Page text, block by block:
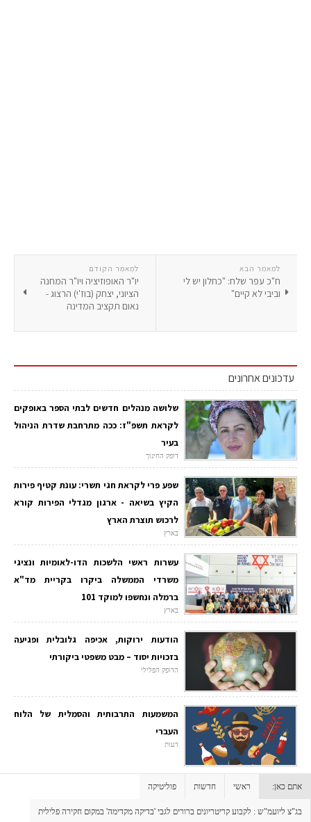
למאמר הקודם
יו"ר האופוזיציה ויו"ר המחנה
הציוני, יצחק (בוז'י) הרצוג -
נאום תקציב המדינה
למאמר הבא
ח"כ עפר שלח: "כחלון יש לי
וביבי לא קיים"
עדכונים אחרונים
שלושה מנהלים חדשים לבתי הספר באופקים
לקראת תשפ"ז: ככה מתרחבת שדרת הניהול
בעיר
דופק החינוך
שפע פרי לקראת חגי תשרי: עונת קטיף פירות
הקיץ בשיאה - ארגון מגדלי הפירות קורא
לרכוש תוצרת הארץ
בארץ
עשרות ראשי הלשכות הדו-לאומיות ונציגי
משרדי הממשלה ביקרו בקריית מד"א
ברמלה ונחשפו למוקד 101
בארץ
הודעות ירוקות, אכיפה גלובלית ופגיעה
בזכויות יסוד – מבט משפטי ביקורתי
הדופק הפלילי
המשמעות התרבותית והסמלית של הלוח
העברי
דעות
אתם כאן: ראשי חדשות פוליטיקה
בג"צ ליועמ"ש : לקבוע קריטריונים ברורים לגבי 'בדיקה מקדימה' במקום חקירה פלילית